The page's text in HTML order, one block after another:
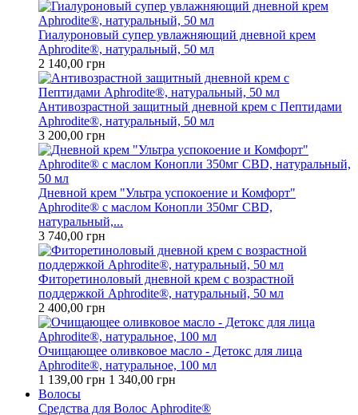
Гиалуроновый супер увлажняющий дневной крем
Aphrodite®, натуральный, 50 мл
2 140,00 грн
Антивозрастной защитный дневной крем с Пептидами
Aphrodite®, натуральный, 50 мл
3 200,00 грн
Дневной крем "Ультра успокоение и Комфорт"
Aphrodite® с маслом Конопли 350мг CBD,
натуральный,...
3 740,00 грн
Фиторетиноловый дневной крем с возрастной
поддержкой Aphrodite®, натуральный, 50 мл
2 400,00 грн
Очищающее оливковое масло - Детокс для лица
Aphrodite®, натуральное, 100 мл
1 139,00 грн 1 340,00 грн
Волосы
Средства для Волос Aphrodite®